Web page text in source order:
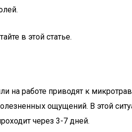
в этой статье.
на работе приводят к
ощущений. В этой
через 3-7 дней.